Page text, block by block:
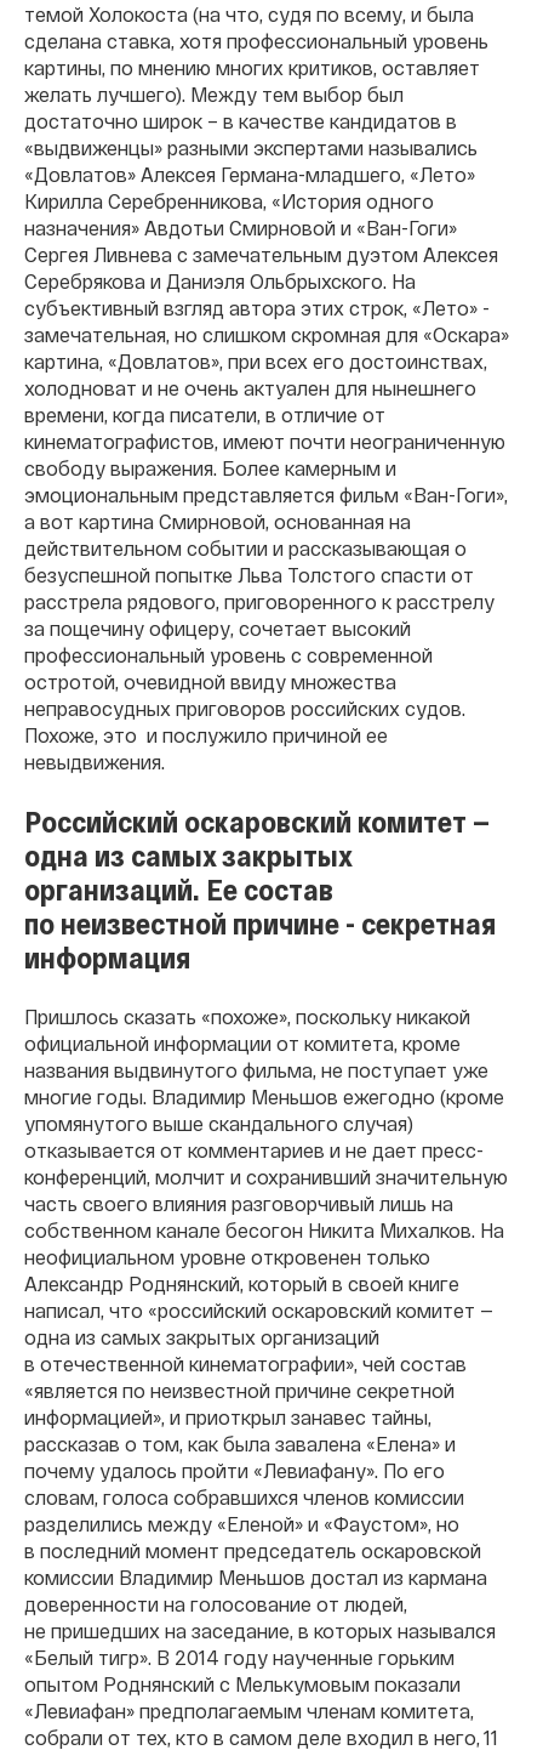
темой Холокоста (на что, судя по всему, и была
сделана ставка, хотя профессиональный уровень
картины, по мнению многих критиков, оставляет
желать лучшего). Между тем выбор был
достаточно широк – в качестве кандидатов в
«выдвиженцы» разными экспертами назывались
«Довлатов» Алексея Германа-младшего, «Лето»
Кирилла Серебренникова, «История одного
назначения» Авдотьи Смирновой и «Ван-Гоги»
Сергея Ливнева с замечательным дуэтом Алексея
Серебрякова и Даниэля Ольбрыхского. На
субъективный взгляд автора этих строк, «Лето» -
замечательная, но слишком скромная для «Оскара»
картина, «Довлатов», при всех его достоинствах,
холодноват и не очень актуален для нынешнего
времени, когда писатели, в отличие от
кинематографистов, имеют почти неограниченную
свободу выражения. Более камерным и
эмоциональным представляется фильм «Ван-Гоги»,
а вот картина Смирновой, основанная на
действительном событии и рассказывающая о
безуспешной попытке Льва Толстого спасти от
расстрела рядового, приговоренного к расстрелу
за пощечину офицеру, сочетает высокий
профессиональный уровень с современной
остротой, очевидной ввиду множества
неправосудных приговоров российских судов.
Похоже, это и послужило причиной ее
невыдвижения.
Российский оскаровский комитет —
одна из самых закрытых
организаций. Ее состав
по неизвестной причине - секретная
информация
Пришлось сказать «похоже», поскольку никакой
официальной информации от комитета, кроме
названия выдвинутого фильма, не поступает уже
многие годы. Владимир Меньшов ежегодно (кроме
упомянутого выше скандального случая)
отказывается от комментариев и не дает пресс-
конференций, молчит и сохранивший значительную
часть своего влияния разговорчивый лишь на
собственном канале бесогон Никита Михалков. На
неофициальном уровне откровенен только
Александр Роднянский, который в своей книге
написал, что «российский оскаровский комитет —
одна из самых закрытых организаций
в отечественной кинематографии», чей состав
«является по неизвестной причине секретной
информацией», и приоткрыл занавес тайны,
рассказав о том, как была завалена «Елена» и
почему удалось пройти «Левиафану». По его
словам, голоса собравшихся членов комиссии
разделились между «Еленой» и «Фаустом», но
в последний момент председатель оскаровской
комиссии Владимир Меньшов достал из кармана
доверенности на голосование от людей,
не пришедших на заседание, в которых назывался
«Белый тигр». В 2014 году наученные горьким
опытом Роднянский с Мелькумовым показали
«Левиафан» предполагаемым членам комитета,
собрали от тех, кто в самом деле входил в него, 11